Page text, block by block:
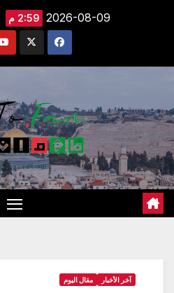
2026-08-09 2:59 م
آخر الأخبار مقال اليوم